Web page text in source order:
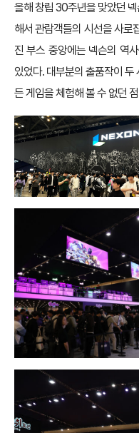
올해 창립 30주년을 맞았던
해서 관람객들의 시선을 사로
진 부스 중앙에는 넥슨의 역
있었다. 대부분의 출품작이
든 게임을 체험해 볼 수 없던